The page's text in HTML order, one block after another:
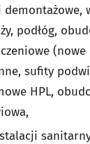
podłóg,
sufity
HPL,